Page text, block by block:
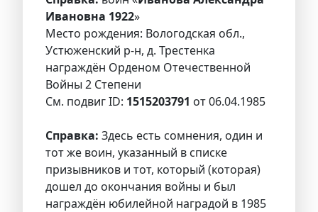
Ивановна 1922»
Место рождения: Вологодская обл.,
Устюженский р-н, д. Трестенка
награждён Орденом Отечественной
Войны 2 Степени
См. подвиг ID: 1515203791 от 06.04.1985
Справка: Здесь есть сомнения, один и
тот же воин, указанный в списке
призывников и тот, который (которая)
дошел до окончания войны и был
награждён юбилейной наградой в 1985